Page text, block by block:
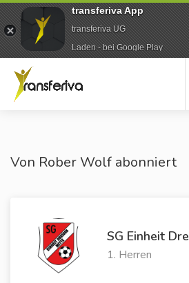
Von Rober Wolf abonniert
SG Einheit
1. Herren
transferiva App
transferiva UG
Laden - bei Google Play